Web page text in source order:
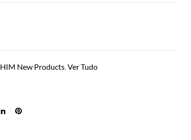
HIM New Products,Ver Tudo